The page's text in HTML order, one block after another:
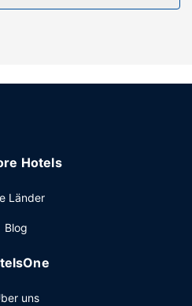
Kiosk und ein Kamin
und nutz den
eine rund um die Uhr
Hotels
Länder
Blog
uns